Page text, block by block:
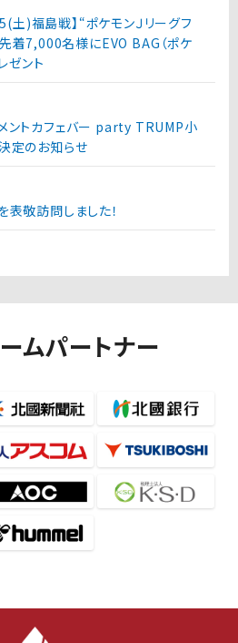
土)福島戦】“ポケモンＪリーグフ
着7,000名様にEVO BAG（ポケ
ゼント
メントカフェバー party TRUMP小
定のお知らせ
表敬訪問しました！
ムパートナー